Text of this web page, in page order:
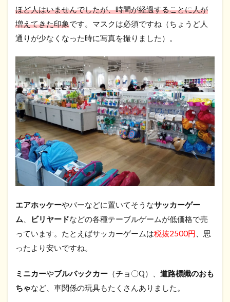
ほど人はいませんでしたが、時間が経過することに人が
増えてきた印象です。マスクは必須ですね（ちょうど人
通りが少なくなった時に写真を撮りました）。
エアホッケーやバーなどに置いてそうなサッカーゲー
ム
ビリヤードなどの各種テーブルゲームが低価格で売
っています。たとえばサッカーゲームは税抜2500円 、思
ったより安いですね。
ミニカーやブルバックカー （チョ〇Q）、 道路標識のおも
ちゃなど、車関係の玩具もたくさんありました。